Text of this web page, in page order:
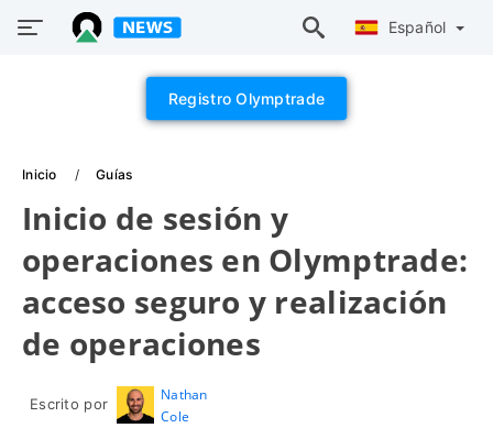
Español
Registro Olymptrade
Inicio Guías
Inicio de sesión y
operaciones en Olymptrade:
acceso seguro y realización
de operaciones
Escrito por
Nathan
Cole